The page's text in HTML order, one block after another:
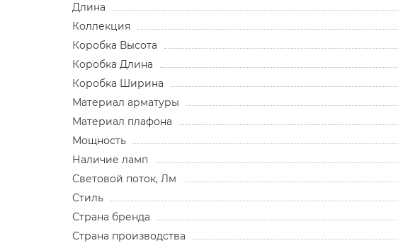
Длина
Коллекция
Коробка Высота
Коробка Длина
Коробка Ширина
Материал арматуры
Материал плафона
Мощность
Наличие ламп
Световой поток, Лм
Стиль
Страна бренда
Страна производства